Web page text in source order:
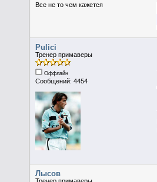
Все не то чем кажется
Pulici
Тренер примаверы
Оффлайн
Сообщений: 4454
Лысов